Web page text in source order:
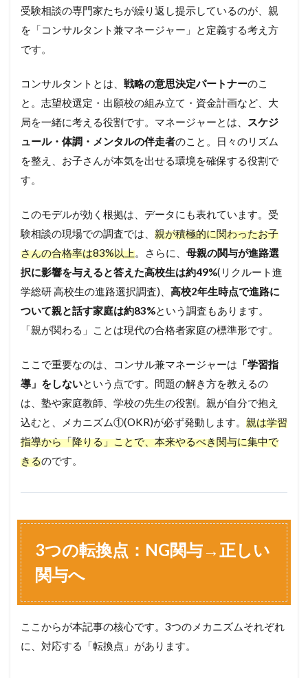
受験相談の専門家たちが繰り返し提示しているのが、親
を「コンサルタント兼マネージャー」と定義する考え方
です。
コンサルタントとは、 戦略の意思決定パートナーのこ
と。志望校選定・出願校の組み立て・資金計画など、大
局を一緒に考える役割です。マネージャーとは、
スケジ
ュール・体調・メンタルの伴走者のこと。日々のリズム
を整え、お子さんが本気を出せる環境を確保する役割で
す。
このモデルが効く根拠は、データにも表れています。受
験相談の現場での調査では、 親が積極的に関わったお子
さんの合格率は83%以上。さらに、 母親の関与が進路選
択に影響を与えると答えた高校生は約49%(リクルート進
学総研 高校生の進路選択調査)、 高校2年生時点で進路に
ついて親と話す家庭は約83%という調査もあります。
「親が関わる」ことは現代の合格者家庭の標準形です。
ここで重要なのは、コンサル兼マネージャーは 「学習指
導」をしないという点です。問題の解き方を教えるの
は、塾や家庭教師、学校の先生の役割。親が自分で抱え
込むと、メカニズム①(OKR)が必ず発動します。 親は学習
指導から「降りる」ことで、本来やるべき関与に集中で
きるのです。
3つの転換点：NG関与→正しい
関与へ
ここからが本記事の核心です。3つのメカニズムそれぞれ
に、対応する「転換点」があります。